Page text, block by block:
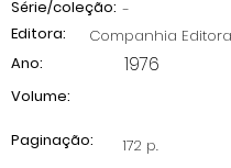
Série/coleção: -
Companhia
Editora:
1976
Ano:
Volume:
Paginação:
172 p.